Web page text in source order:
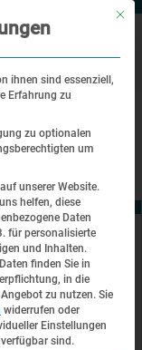
Mit
ihnen sind essenziell,
Erfahrung zu
zu optionalen
um
unserer Website.
helfen, diese
Daten
für personalisierte
und Inhalten.
finden Sie in
in die
zu nutzen. Sie
widerrufen oder
Einstellungen
sind.